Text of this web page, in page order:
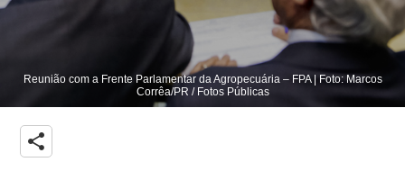
Reunião com a Frente Parlamentar da Agropecuária – FPA | Foto: Marcos
Corrêa/PR / Fotos Públicas
share